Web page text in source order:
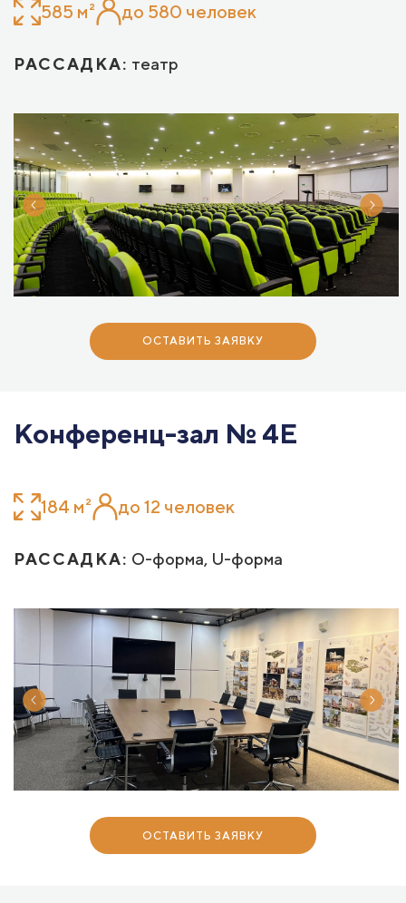
585 м² до 580 человек
РАССАДКА: театр
ОСТАВИТЬ ЗАЯВКУ
Конференц-зал № 4Е
184 м² до 12 человек
РАССАДКА: O-форма, U-форма
ОСТАВИТЬ ЗАЯВКУ